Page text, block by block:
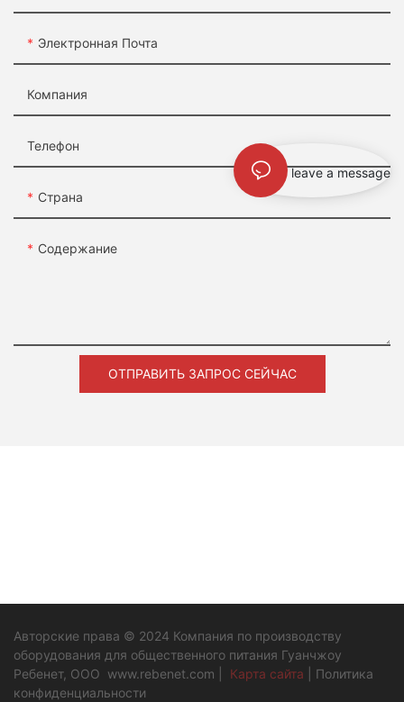
Электронная Почта
Компания
Телефон
Страна
Содержание
ОТПРАВИТЬ ЗАПРОС СЕЙЧАС
Авторские права © 2024 Компания по производству
оборудования для общественного питания Гуанчжоу
Ребенет, ООО www.rebenet.com Карта сайта
Политика
конфиденциальности
leave a message